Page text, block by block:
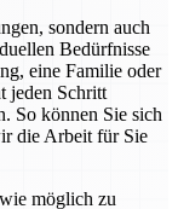
sondern auch
Bedürfnisse
eine Familie oder
jeden Schritt
So können Sie sich
die Arbeit für Sie
möglich zu